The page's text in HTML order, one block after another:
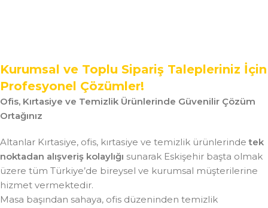
Kurumsal ve Toplu Sipariş Talepleriniz İçin
Profesyonel Çözümler!
Ofis, Kırtasiye ve Temizlik Ürünlerinde Güvenilir Çözüm
Ortağınız
Altanlar Kırtasiye, ofis, kırtasiye ve temizlik ürünlerindetek
noktadan alışveriş kolaylığı sunarak Eskişehir başta olmak
üzere tüm Türkiye’de bireysel ve kurumsal müşterilerine
hizmet vermektedir.
Masa başından sahaya, ofis düzeninden temizlik